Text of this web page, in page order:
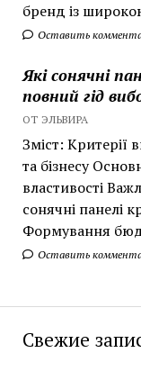
бренд із
Оставить
Які сонячні
повний гід
ОТ ЭЛЬВИРА
Зміст: Критерії
та бізнесу
властивості
сонячні панелі
Формування
Оставить
Свежие